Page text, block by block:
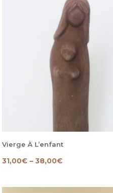
Vierge À L’enfant
31,00€ – 38,00€